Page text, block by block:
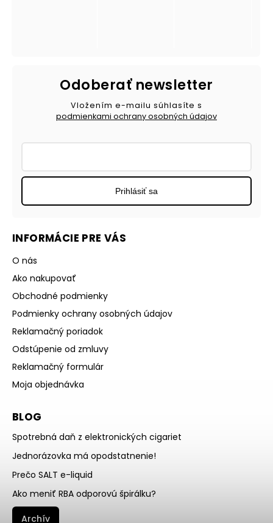
INFORMÁCIE PRE VÁS
O nás
Ako nakupovať
Obchodné podmienky
Podmienky ochrany osobných údajov
Reklamačný poriadok
Odstúpenie od zmluvy
Reklamačný formulár
Moja objednávka
BLOG
Spotrebná daň z elektronických cigariet
Jednorázovka má opodstatnenie!
Prečo SALT e-liquid
Ako meniť RBA odporovú špirálku?
Archív
Odoberať newsletter
Vložením e-mailu súhlasíte s
podmienkami ochrany osobných údajov
Prihlásiť sa